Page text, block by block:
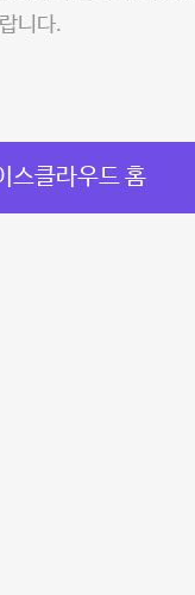
니다.
스클라우드 홈